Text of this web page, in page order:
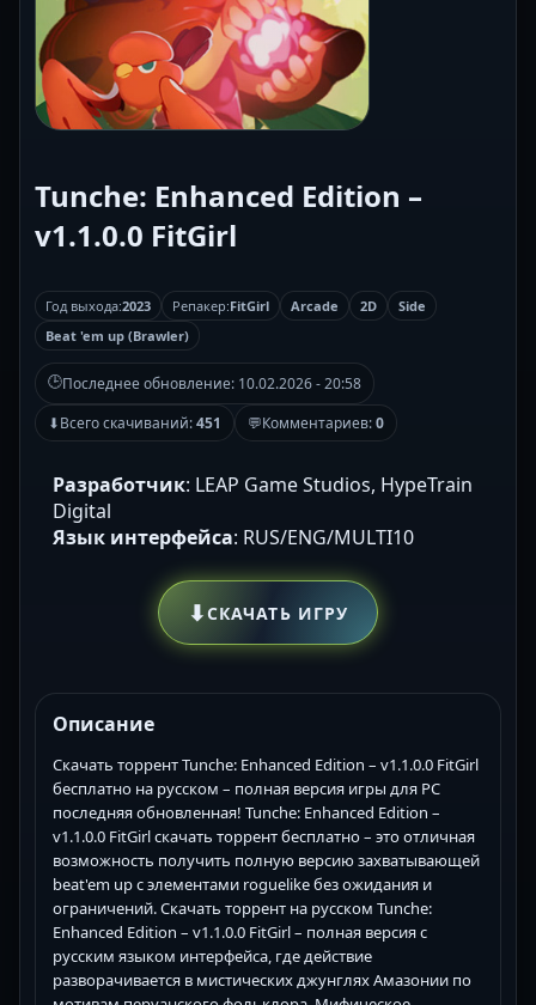
Tunche: Enhanced Edition –
v1.1.0.0 FitGirl
Год выхода:2023 Репакер:FitGirl Arcade 2D
Side
Beat 'em up (Brawler)
🕒Последнее обновление: 10.02.2026 - 20:58
⬇Всего скачиваний:451 💬Комментариев:0
Разработчик: LEAP Game Studios, HypeTrain
Digital
Язык интерфейса: RUS/ENG/MULTI10
⬇СКАЧАТЬ ИГРУ
Описание
Скачать торрент Tunche: Enhanced Edition – v1.1.0.0 FitGirl
бесплатно на русском – полная версия игры для PC
последняя обновленная! Tunche: Enhanced Edition –
v1.1.0.0 FitGirl скачать торрент бесплатно – это отличная
возможность получить полную версию захватывающей
beat'em up с элементами roguelike без ожидания и
ограничений. Скачать торрент на русском Tunche:
Enhanced Edition – v1.1.0.0 FitGirl – полная версия с
русским языком интерфейса, где действие
разворачивается в мистических джунглях Амазонии по